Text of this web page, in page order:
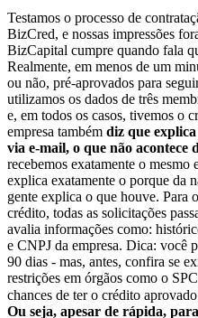
Testamos o processo de
BizCred, e nossas impressões
BizCapital cumpre quando fala
Realmente, em menos de um
ou não, pré-aprovados para
utilizamos os dados de três
e, em todos os casos, tivemos o
empresa também diz que
via e-mail, o que não acontece
recebemos exatamente o
explica exatamente o porque da
gente explica o que houve. Para
crédito, todas as solicitações
avalia informações como:
e CNPJ da empresa. Dica: você
90 dias - mas, antes, confira se
restrições em órgãos como o
chances de ter o crédito
Ou seja, apesar de rápida,